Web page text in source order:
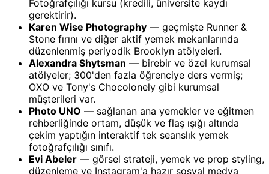
Fotoğrafçılığı kursu (kredili, üniversite kaydı
gerektirir).
Karen Wise Photography — geçmişte Runner &
Stone fırını ve diğer aktif yemek mekanlarında
düzenlenmiş periyodik Brooklyn atölyeleri.
Alexandra Shytsman — birebir ve özel kurumsal
atölyeler; 300'den fazla öğrenciye ders vermiş;
OXO ve Tony's Chocolonely gibi kurumsal
müşterileri var.
Photo UNO — sağlanan ana yemekler ve eğitmen
rehberliğinde ortam, düşük ve flaş ışığı altında
çekim yaptığın interaktif tek seanslık yemek
fotoğrafçılığı sınıfı.
Evi Abeler — görsel strateji, yemek ve prop styling,
düzenleme ve Instagram'a hazır sosyal medya